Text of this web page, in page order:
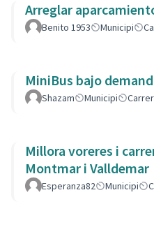
Arreglar
Benito 1953 Municipi
MiniBus bajo
Shazam Municipi
Millora voreres i
Montmar i Valldemar
Esperanza82 Municipi